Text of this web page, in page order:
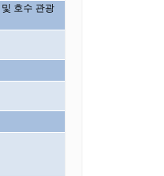
및 호수 관광